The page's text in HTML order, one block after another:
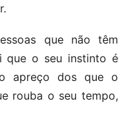
que não têm
que o seu instinto é
apreço dos que o
rouba o seu tempo,